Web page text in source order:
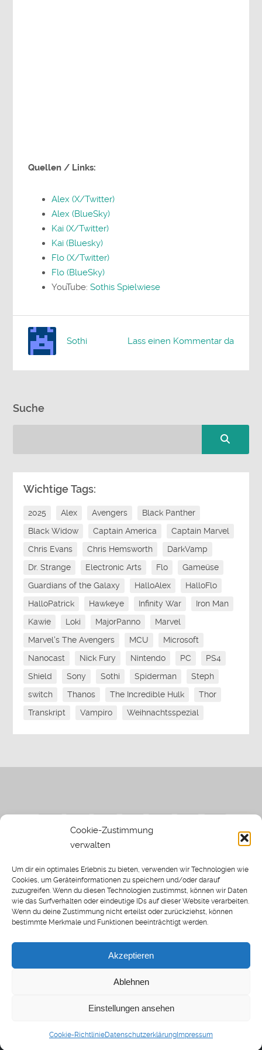
Cookie-Zustimmung
verwalten
Um dir ein optimales Erlebnis zu bieten, verwenden wir Technologien wie
Cookies, um Geräteinformationen zu speichern und/oder darauf
zuzugreifen. Wenn du diesen Technologien zustimmst, können wir Daten
wie das Surfverhalten oder eindeutige IDs auf dieser Website verarbeiten.
Wenn du deine Zustimmung nicht erteilst oder zurückziehst, können
bestimmte Merkmale und Funktionen beeinträchtigt werden.
Akzeptieren
Ablehnen
Einstellungen ansehen
Cookie-RichtlinieDatenschutzerklärung Impressum
Quellen / Links:
Alex (X/Twitter)
Alex (BlueSky)
Kai (X/Twitter)
Kai (Bluesky)
Flo (X/Twitter)
Flo (BlueSky)
YouTube:Sothis Spielwiese
Lass einen Kommentar da
Sothi
Suche
Wichtige Tags:
2025 Alex Avengers
Black Panther
Black Widow
Captain America
Captain Marvel
Chris Evans
Chris Hemsworth
DarkVamp
Dr. Strange
Electronic Arts Flo
Gameüse
Guardians of the Galaxy
HalloAlex
HalloFlo
HalloPatrick
Hawkeye Infinity War
Iron Man
Kawie
Loki MajorPanno
Marvel
Marvel's The Avengers
MCU
Microsoft
Nanocast
Nick Fury Nintendo PC
PS4
Shield
Sony Sothi Spiderman
Steph
switch
Thanos The Incredible Hulk
Thor
Transkript
Vampiro Weihnachtsspezial
Spielwiese
Cookie-Richtlinie (EU)